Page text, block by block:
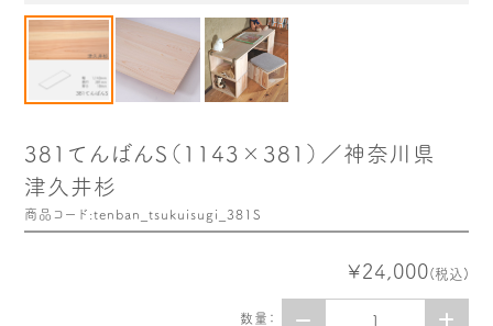
381てんばんS（1143×381）／神奈川県
津久井杉
商品コード:tenban_tsukuisugi_381S
¥24,000(税込)
数量：